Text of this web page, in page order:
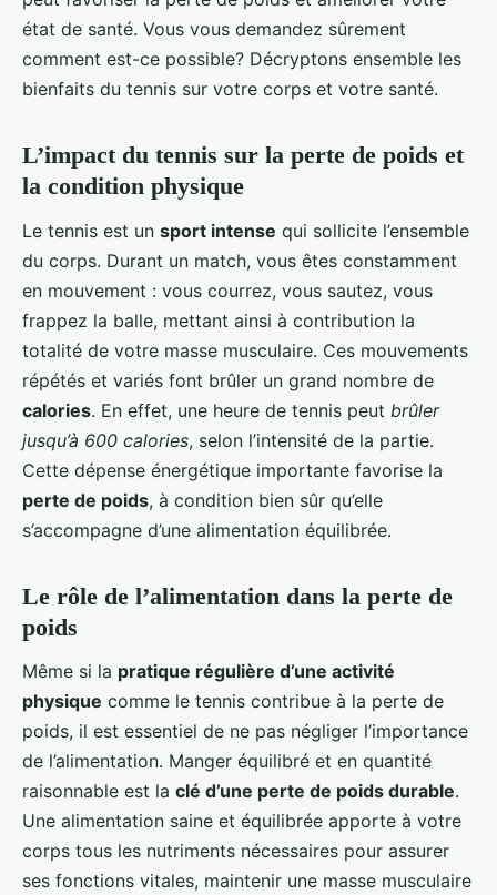
état de santé. Vous vous demandez sûrement
comment est-ce possible? Décryptons ensemble les
bienfaits du tennis sur votre corps et votre santé.
L’impact du tennis sur la perte de poids et
la condition physique
Le tennis est un sport intense qui sollicite l’ensemble
du corps. Durant un match, vous êtes constamment
en mouvement : vous courrez, vous sautez, vous
frappez la balle, mettant ainsi à contribution la
totalité de votre masse musculaire. Ces mouvements
répétés et variés font brûler un grand nombre de
calories. En effet, une heure de tennis peut brûler
jusqu’à 600 calories, selon l’intensité de la partie.
Cette dépense énergétique importante favorise la
perte de poids, à condition bien sûr qu’elle
s’accompagne d’une alimentation équilibrée.
Le rôle de l’alimentation dans la perte de
poids
Même si la pratique régulière d’une activité
physique comme le tennis contribue à la perte de
poids, il est essentiel de ne pas négliger l’importance
de l’alimentation. Manger équilibré et en quantité
raisonnable est la clé d’une perte de poids durable.
Une alimentation saine et équilibrée apporte à votre
corps tous les nutriments nécessaires pour assurer
ses fonctions vitales, maintenir une masse musculaire